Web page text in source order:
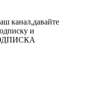
канал,давайте
и